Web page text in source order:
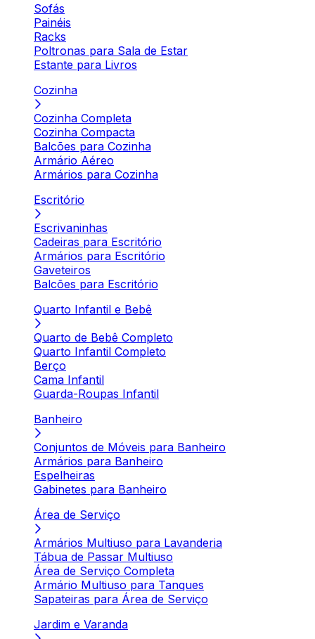
Sofás
Painéis
Racks
Poltronas para Sala de Estar
Estante para Livros
Cozinha
Cozinha Completa
Cozinha Compacta
Balcões para Cozinha
Armário Aéreo
Armários para Cozinha
Escritório
Escrivaninhas
Cadeiras para Escritório
Armários para Escritório
Gaveteiros
Balcões para Escritório
Quarto Infantil e Bebê
Quarto de Bebê Completo
Quarto Infantil Completo
Berço
Cama Infantil
Guarda-Roupas Infantil
Banheiro
Conjuntos de Móveis para Banheiro
Armários para Banheiro
Espelheiras
Gabinetes para Banheiro
Área de Serviço
Armários Multiuso para Lavanderia
Tábua de Passar Multiuso
Área de Serviço Completa
Armário Multiuso para Tanques
Sapateiras para Área de Serviço
Jardim e Varanda